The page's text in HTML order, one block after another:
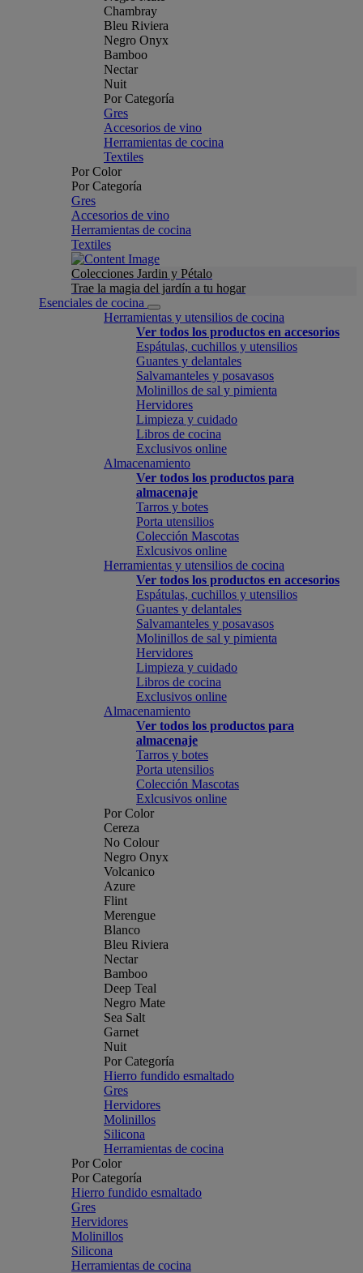
Chambray
Bleu Riviera
Negro Onyx
Bamboo
Nectar
Nuit
Por Categoría
Gres
Accesorios de vino
Herramientas de cocina
Textiles
Por Color
Por Categoría
Gres
Accesorios de vino
Herramientas de cocina
Textiles
Colecciones Jardin y Pétalo
Trae la magia del jardín a tu hogar
Esenciales de cocina
Herramientas y utensilios de cocina
Ver todos los productos en accesorios
Espátulas, cuchillos y utensilios
Guantes y delantales
Salvamanteles y posavasos
Molinillos de sal y pimienta
Hervidores
Limpieza y cuidado
Libros de cocina
Exclusivos online
Almacenamiento
Ver todos los productos para
almacenaje
Tarros y botes
Porta utensilios
Colección Mascotas
Exlcusivos online
Herramientas y utensilios de cocina
Ver todos los productos en accesorios
Espátulas, cuchillos y utensilios
Guantes y delantales
Salvamanteles y posavasos
Molinillos de sal y pimienta
Hervidores
Limpieza y cuidado
Libros de cocina
Exclusivos online
Almacenamiento
Ver todos los productos para
almacenaje
Tarros y botes
Porta utensilios
Colección Mascotas
Exlcusivos online
Por Color
Cereza
No Colour
Negro Onyx
Volcanico
Azure
Flint
Merengue
Blanco
Bleu Riviera
Nectar
Bamboo
Deep Teal
Negro Mate
Sea Salt
Garnet
Nuit
Por Categoría
Hierro fundido esmaltado
Gres
Hervidores
Molinillos
Silicona
Herramientas de cocina
Por Color
Por Categoría
Hierro fundido esmaltado
Gres
Hervidores
Molinillos
Silicona
Herramientas de cocina